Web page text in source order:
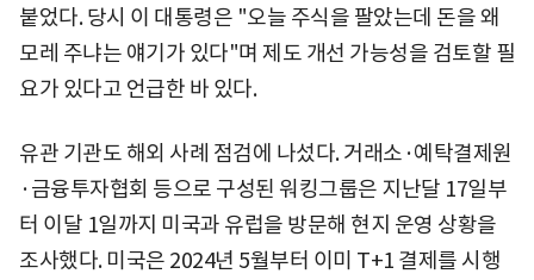
붙었다. 당시 이 대통령은 "오늘 주식을 팔았는데 돈을 왜
모레 주냐는 얘기가 있다"며 제도 개선 가능성을 검토할 필
요가 있다고 언급한 바 있다.
유관 기관도 해외 사례 점검에 나섰다. 거래소·예탁결제원
·금융투자협회 등으로 구성된 워킹그룹은 지난달 17일부
터 이달 1일까지 미국과 유럽을 방문해 현지 운영 상황을
조사했다. 미국은 2024년 5월부터 이미 T+1 결제를 시행